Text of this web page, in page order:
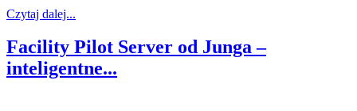
Czytaj dalej...
Facility Pilot Server od Junga –
inteligentne...